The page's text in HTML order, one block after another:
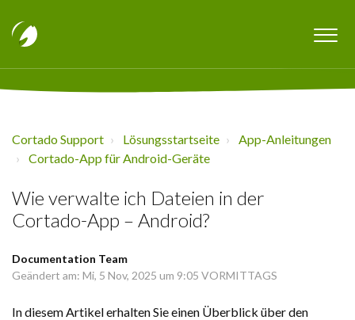
Cortado Support Lösungsstartseite
App-Anleitungen
Cortado-App für Android-Geräte
Wie verwalte ich Dateien in der
Cortado-App – Android?
Documentation Team
Geändert am: Mi, 5 Nov, 2025 um 9:05 VORMITTAGS
In diesem Artikel erhalten Sie einen Überblick über den